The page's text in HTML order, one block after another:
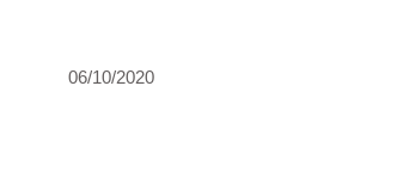
06/10/2020